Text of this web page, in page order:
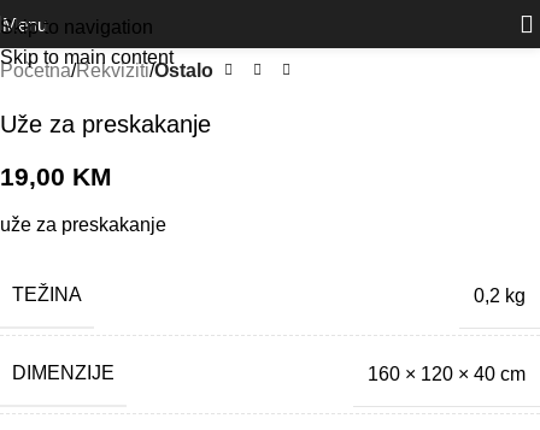
Skip to navigation
Skip to main content
Outlet
Menu
Početna Rekviziti Ostalo
Uže za preskakanje
19,00 KM
uže za preskakanje
TEŽINA 0,2 kg
DIMENZIJE 160 × 120 × 40 cm